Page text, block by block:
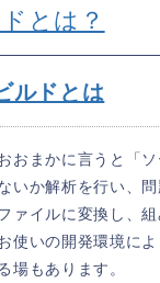
とは？
ルドとは
おまかに言うと「
いか解析を行い、
ァイルに変換し、組
使いの開発環境に
場もあります。